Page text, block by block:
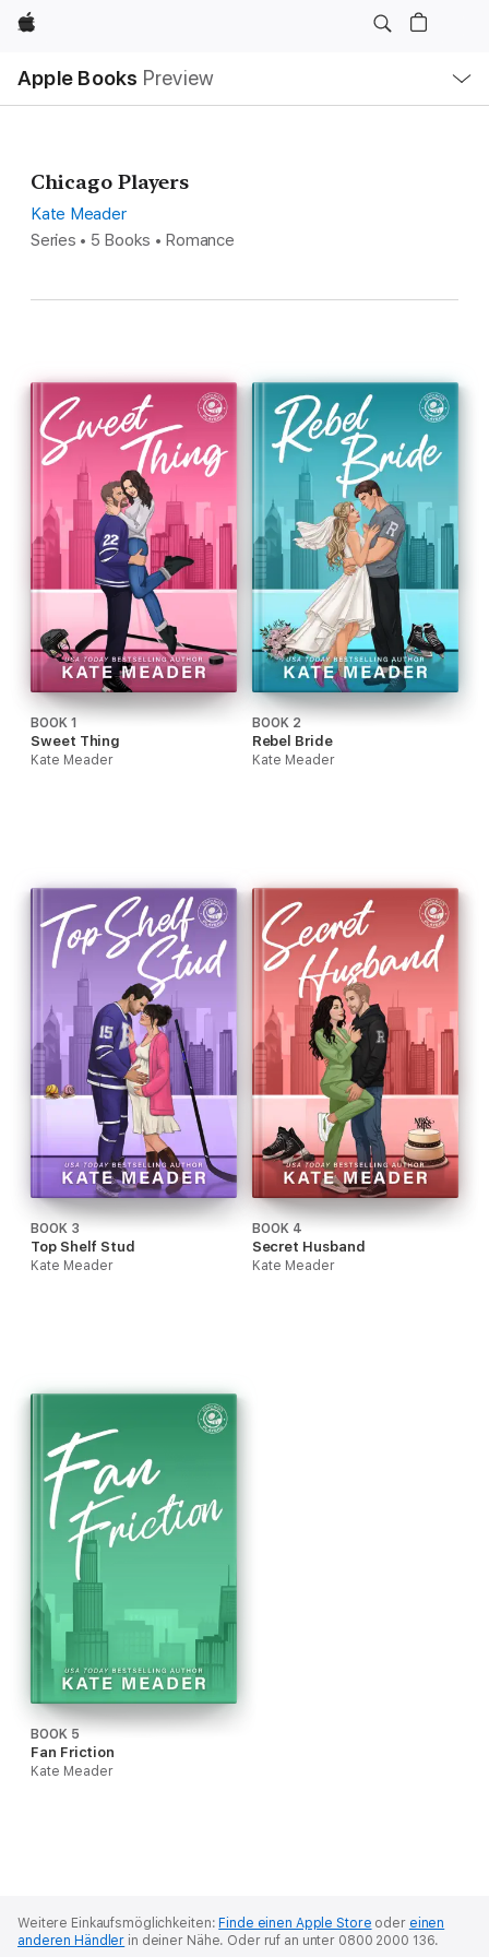
Apple
Apple Books Preview
Nav
Open
Menu
Chicago Players
Kate Meader
Series • 5 Books • Romance
BOOK 1
Sweet Thing
Kate Meader
BOOK 2
Rebel Bride
Kate Meader
BOOK 3
Top Shelf Stud
Kate Meader
BOOK 4
Secret Husband
Kate Meader
BOOK 5
Fan Friction
Kate Meader
Weitere Einkaufsmöglichkeiten: Finde einen Apple Store oder einen
anderen Händler in deiner Nähe. Oder ruf an unter 0800 2000 136.